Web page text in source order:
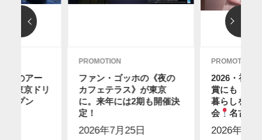
ィのアー
に東京ドリ
ープン
PROMOTION
ファン・ゴッホの《夜の
カフェテラス》が東京
に。来年には2期も開催決
定！
2026年7月25日
PROMOTION
2026・初め
賞にも！ス
暮らしを感
会
名古屋
2026年7月